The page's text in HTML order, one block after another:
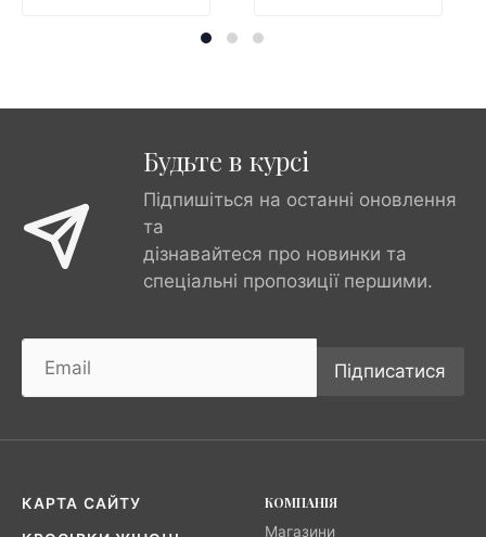
Будьте в курсі
Підпишіться на останні оновлення
та
дізнавайтеся про новинки та
спеціальні пропозиції першими.
Підписатися
КАРТА САЙТУ
КОМПАНІЯ
Магазини